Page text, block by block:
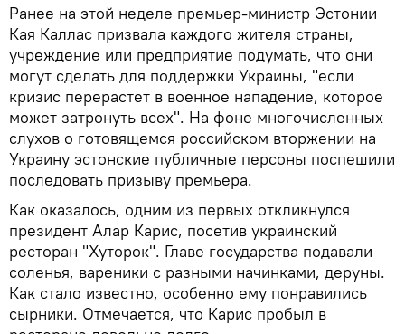
Ранее на этой неделе премьер-министр Эстонии
Кая Каллас призвала каждого жителя страны,
учреждение или предприятие подумать, что они
могут сделать для поддержки Украины, "если
кризис перерастет в военное нападение, которое
может затронуть всех". На фоне многочисленных
слухов о готовящемся российском вторжении на
Украину эстонские публичные персоны поспешили
последовать призыву премьера.
Как оказалось, одним из первых откликнулся
президент Алар Карис, посетив украинский
ресторан "Хуторок". Главе государства подавали
соленья, вареники с разными начинками, деруны.
Как стало известно, особенно ему понравились
сырники. Отмечается, что Карис пробыл в